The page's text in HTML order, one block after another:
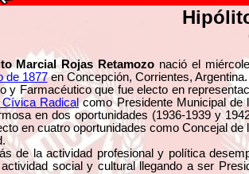
Marcial Rojas Retamozo nació el
de 1877en Concepción, Corrientes, Argentina.
y Farmacéutico que fue electo en
Cívica Radicalcomo Presidente Municipal de
en dos oportunidades (1936-1939 y
en cuatro oportunidades como Concejal de
de la actividad profesional y política
social y cultural llegando a ser